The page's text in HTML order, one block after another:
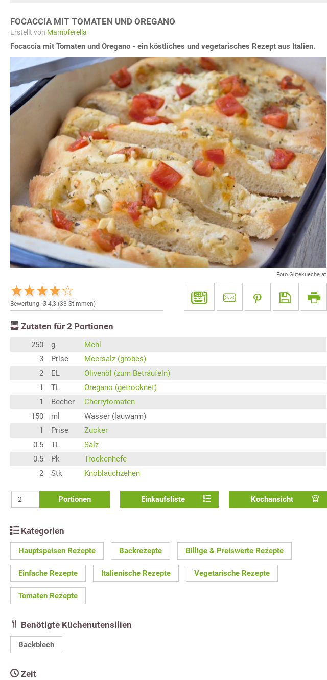
FOCACCIA MIT TOMATEN UND OREGANO
Erstellt von Mampferella
Focaccia mit Tomaten und Oregano - ein köstliches und vegetarisches Rezept aus Italien.
Foto Gutekueche.at
Bewertung: Ø 4,3 (33 Stimmen)
Zutaten für 2 Portionen
250 g
Mehl
3
Prise
Meersalz (grobes)
2
EL
Olivenöl (zum Beträufeln)
1
TL
Oregano (getrocknet)
1
Becher
Cherrytomaten
150
ml
Wasser (lauwarm)
1
Prise
Zucker
0.5
TL
Salz
0.5
Pk
Trockenhefe
2
Stk Knoblauchzehen
Portionen Einkaufsliste Kochansicht
Kategorien
Hauptspeisen Rezepte Backrezepte Billige & Preiswerte Rezepte
Einfache Rezepte Italienische Rezepte Vegetarische Rezepte
Tomaten Rezepte
Benötigte Küchenutensilien
Backblech
Zeit